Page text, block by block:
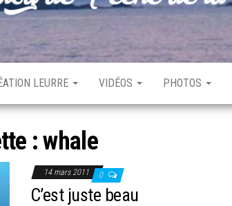
LEURRE VIDÉOS PHOTOS
:whale
14 mars 2011 0
C’est juste beau